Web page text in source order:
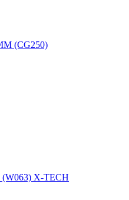
(CG250)
X-TECH